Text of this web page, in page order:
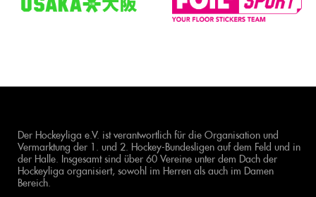
Der Hockeyliga e.V. ist verantwortlich für die Organisation und
Vermarktung der 1. und 2. Hockey-Bundesligen auf dem Feld und in
der Halle. Insgesamt sind über 60 Vereine unter dem Dach der
Hockeyliga organisiert, sowohl im Herren als auch im Damen
Bereich.